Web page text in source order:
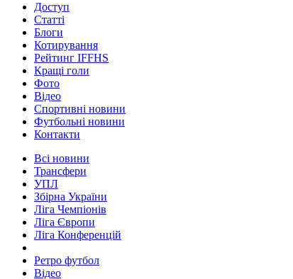
Доступ
Статті
Блоги
Котирування
Рейтинг IFFHS
Кращі голи
Фото
Відео
Спортивні новини
Футбольні новини
Контакти
Всі новини
Трансфери
УПЛ
Збірна України
Ліга Чемпіонів
Ліга Європи
Ліга Конференцій
Ретро футбол
Відео